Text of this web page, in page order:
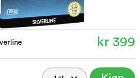
kr 399